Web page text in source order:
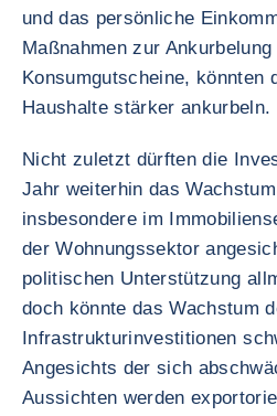
und das persönliche
Maßnahmen zur
Konsumgutscheine, könnten
Haushalte stärker ankurbeln.
Nicht zuletzt dürften die
Jahr weiterhin das
insbesondere im
der Wohnungssektor
politischen Unterstützung
doch könnte das Wachstum
Infrastrukturinvestitionen
Angesichts der sich
Aussichten werden